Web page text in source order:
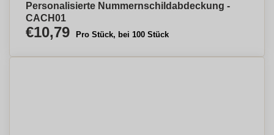
Personalisierte Nummernschildabdeckung -
CACH01
€10,79 Pro Stück, bei 100 Stück